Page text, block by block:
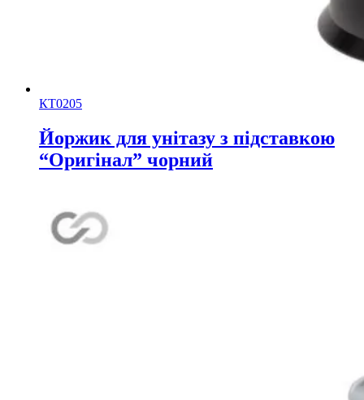
КТ0205
Йоржик для унітазу з підставкою
“Оригінал” чорний